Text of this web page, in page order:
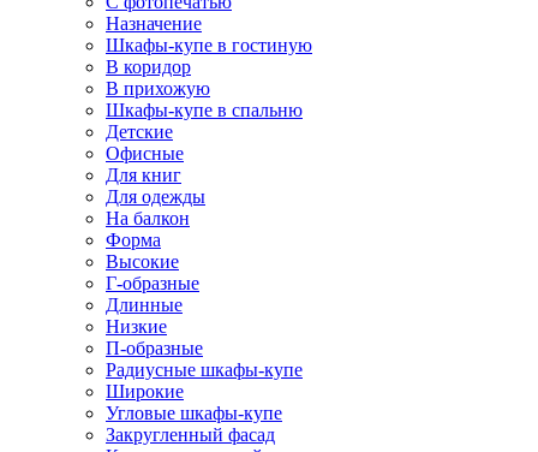
Назначение
Шкафы-купе в гостиную
В коридор
В прихожую
Шкафы-купе в спальню
Детские
Офисные
Для книг
Для одежды
На балкон
Форма
Высокие
Г-образные
Длинные
Низкие
П-образные
Радиусные шкафы-купе
Широкие
Угловые шкафы-купе
Закругленный фасад